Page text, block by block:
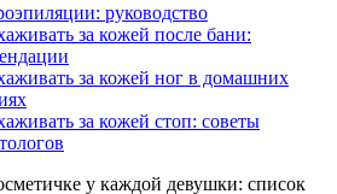
руководство
за кожей после бани:
за кожей ног в домашних
за кожей стоп: советы